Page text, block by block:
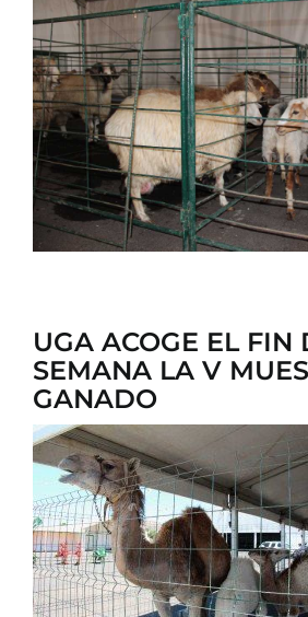
TURISMO
CONTACTO
UGA ACOGE EL FIN
SEMANA LA V
GANADO